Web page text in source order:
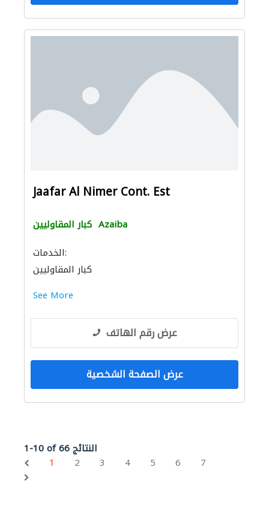
Jaafar Al Nimer Cont. Est
كبار المقاوليين Azaiba
الخدمات:
كبار المقاوليين
See More
عرض رقم الهاتف
عرض الصفحة الشخصية
1-10 of 66 النتائج
1
2 3 4 5 6 7